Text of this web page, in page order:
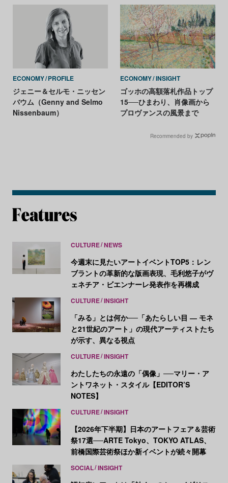
ECONOMY PROFILE
ジェニー＆セルモ・ニッセン
バウム（Genny and Selmo
Nissenbaum）
ECONOMY INSIGHT
ゴッホの高額落札作品トップ
15──ひまわり、肖像画から
プロヴァンスの風景まで
Recommended by
CULTURE NEWS
今週末に見たいアートイベントTOP5：レン
ブラントの革新的な版画表現、毛利悠子がヴ
ェネチア・ビエンナーレ発表作を再構成
CULTURE INSIGHT
「みる」とは何か──「あたらしい目 ― モネ
と21世紀のアート」の現代アーティストたち
が示す、異なる視点
CULTURE INSIGHT
わたしたちの永遠の「偶像」──マリー・ア
ントワネット・スタイル【EDITOR’S
NOTES】
CULTURE INSIGHT
【2026年下半期】日本のアートフェア＆芸術
祭17選──ARTE Tokyo、TOKYO ATLAS、
前橋国際芸術祭ほか新イベントが続々開幕
SOCIAL INSIGHT